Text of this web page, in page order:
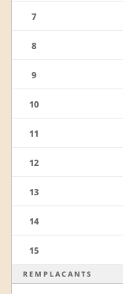
7
8
9
10
11
12
13
14
15
REMPLACANTS